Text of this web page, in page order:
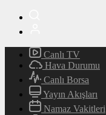
Canlı TV
Hava Durumu
Canlı Borsa
Yayın Akışları
Namaz Vakitleri